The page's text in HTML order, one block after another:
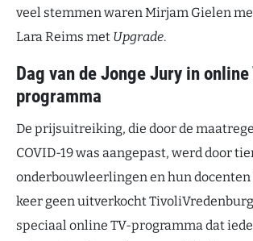
veel stemmen waren Mirjam Gielen
Lara Reims met Upgrade.
Dag van de Jonge Jury in online
programma
De prijsuitreiking, die door de
COVID-19 was aangepast, werd door
onderbouwleerlingen en hun docenten
keer geen uitverkocht
speciaal online TV-programma dat